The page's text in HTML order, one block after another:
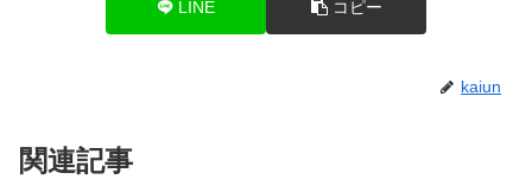
LINE コピー
kaiun
関連記事